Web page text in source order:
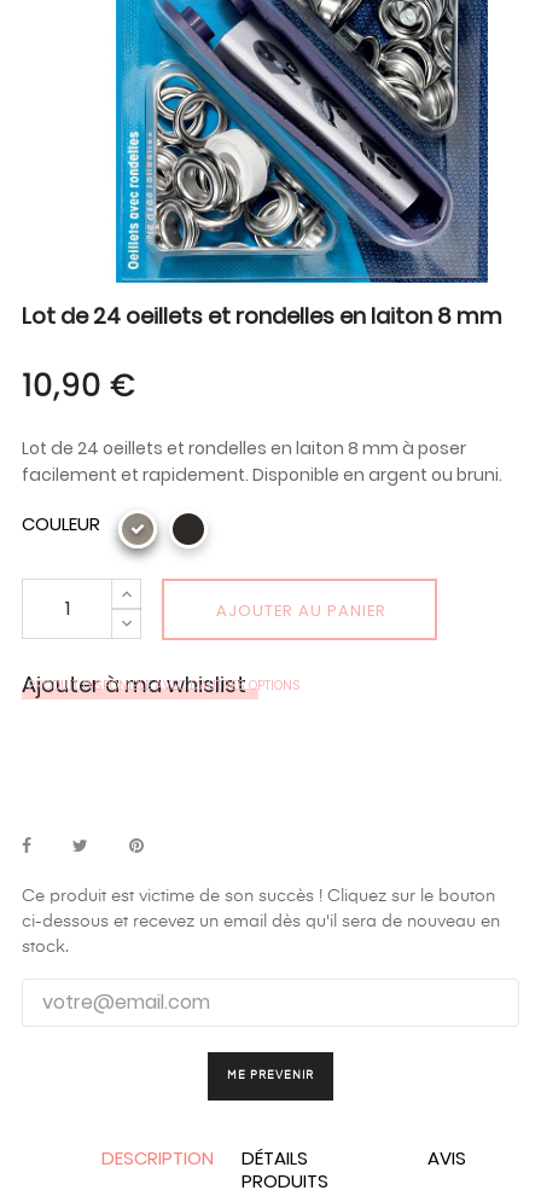
Lot de 24 oeillets et rondelles en laiton 8 mm
10,90 €
Lot de 24 oeillets et rondelles en laiton 8 mm à poser
facilement et rapidement. Disponible en argent ou bruni.
COULEUR
AJOUTER AU PANIER
Ajouter à ma whislist
PRODUIT DISPONIBLE AVEC D'AUTRES OPTIONS
Ce produit est victime de son succès ! Cliquez sur le bouton
ci-dessous et recevez un email dès qu'il sera de nouveau en
stock.
ME PREVENIR
DESCRIPTION
DÉTAILS
PRODUITS
AVIS